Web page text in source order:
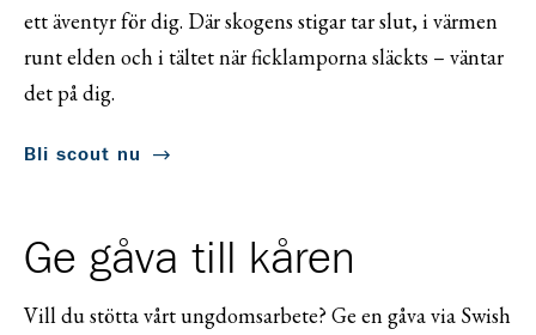
ett äventyr för dig. Där skogens stigar tar slut, i värmen
runt elden och i tältet när ficklamporna släckts – väntar
det på dig.
Bli scout nu
Ge gåva till kåren
Vill du stötta vårt ungdomsarbete? Ge en gåva via Swish